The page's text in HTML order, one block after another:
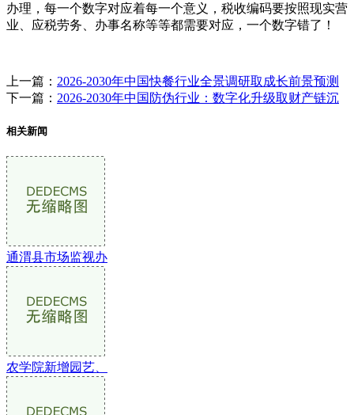
办理，每一个数字对应着每一个意义，税收编码要按照现实营
业、应税劳务、办事名称等等都需要对应，一个数字错了！
上一篇： 2026-2030年中国快餐行业全景调研取成长前景预测
下一篇： 2026-2030年中国防伪行业：数字化升级取财产链沉
相关新闻
通渭县市场监视办
农学院新增园艺、